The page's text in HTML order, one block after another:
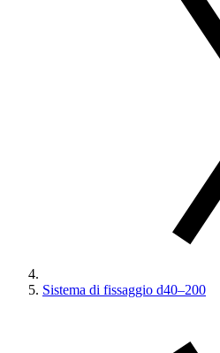
Sistema di fissaggio d40–200